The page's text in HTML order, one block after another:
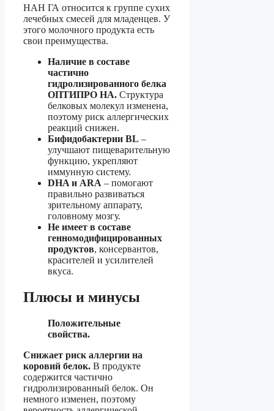
НАН ГА относится к группе сухих
лечебных смесей для младенцев. У
этого молочного продукта есть
свои преимущества.
Наличие в составе
частично
гидролизированного белка
ОПТИПРО НА. Структура
белковых молекул изменена,
поэтому риск аллергических
реакций снижен.
Бифидобактерии ВL –
улучшают пищеварительную
функцию, укрепляют
иммунную систему.
DHA и ARA – помогают
правильно развиваться
зрительному аппарату,
головному мозгу.
Не имеет в составе
генномодифицированных
продуктов, консервантов,
красителей и усилителей
вкуса.
Плюсы и минусы
Положительные
свойства.
Снижает риск аллергии на
коровий белок. В продукте
содержится частично
гидролизированный белок. Он
немного изменен, поэтому